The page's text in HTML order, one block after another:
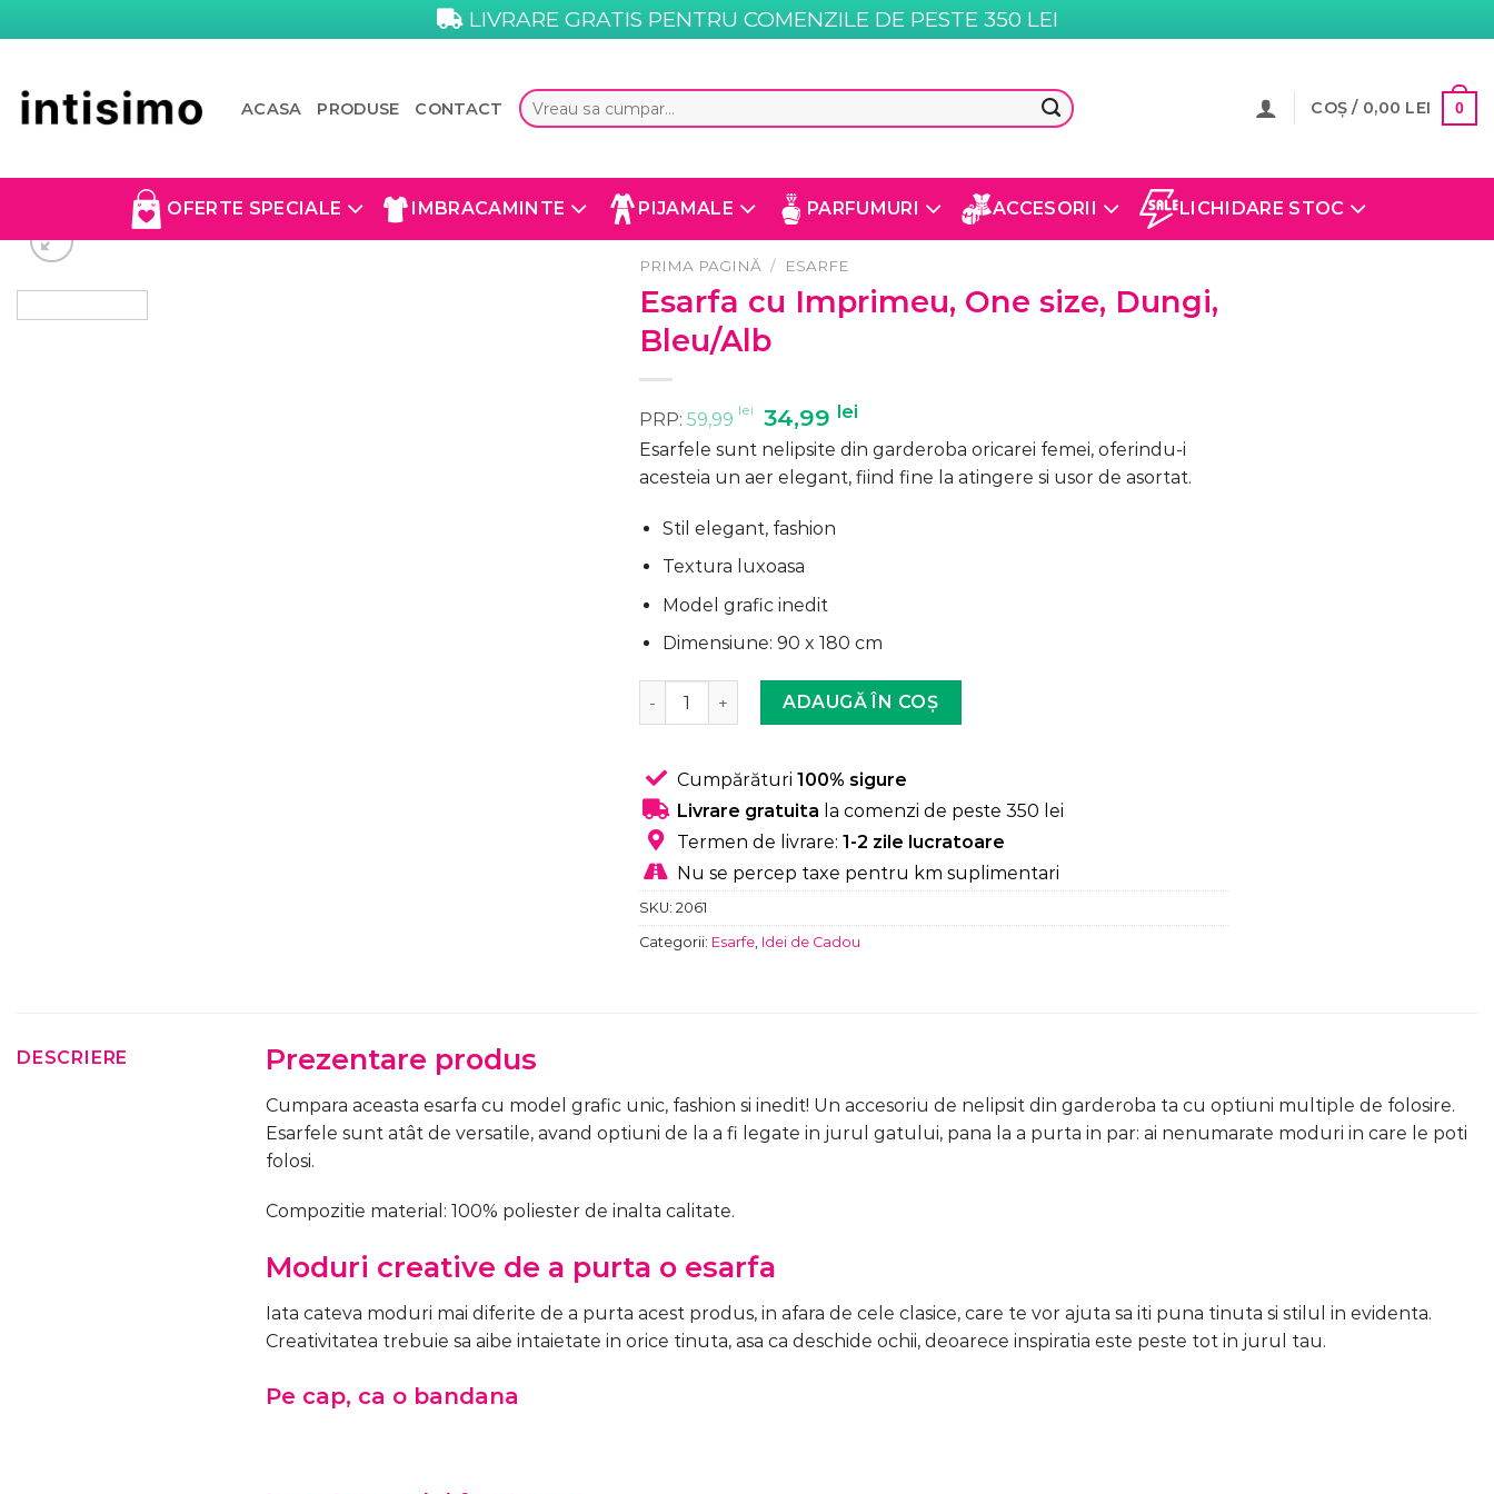
to
LIVRARE GRATIS PENTRU COMENZILE DE PESTE 350 LEI
ACASA PRODUSE CONTACT
Caută
după:
COȘ / 0,00 LEI 0
OFERTE SPECIALE IMBRACAMINTE PIJAMALE PARFUMURI ACCESORII LICHIDARE STOC
PRIMA PAGINĂ / ESARFE
Esarfa cu Imprimeu, One size, Dungi,
Bleu/Alb
PRP: 59,99 lei
Prețul
inițial
59,99 lei.
34,99 leiPrețul
curent
este:
Esarfele sunt nelipsite din garderoba oricarei femei, oferindu-i
acesteia un aer elegant, fiind fine la atingere si usor de asortat.
Stil elegant, fashion
Textura luxoasa
Model grafic inedit
Dimensiune: 90 x 180 cm
Cantitate Esarfa cu Imprimeu, One size, Dungi, Bleu/Alb
ADAUGĂ ÎN COȘ
Cumpărături 100% sigure
Livrare gratuita la comenzi de peste 350 lei
Termen de livrare: 1-2 zile lucratoare
Nu se percep taxe pentru km suplimentari
SKU: 2061
Categorii: Esarfe, Idei de Cadou
DESCRIERE Prezentare produs
Cumpara aceasta esarfa cu model grafic unic, fashion si inedit! Un accesoriu de nelipsit din garderoba ta cu optiuni multiple de folosire.
Esarfele sunt atât de versatile, avand optiuni de la a fi legate in jurul gatului, pana la a purta in par: ai nenumarate moduri in care le poti
folosi.
Compozitie material: 100% poliester de inalta calitate.
Moduri creative de a purta o esarfa
Iata cateva moduri mai diferite de a purta acest produs, in afara de cele clasice, care te vor ajuta sa iti puna tinuta si stilul in evidenta.
Creativitatea trebuie sa aibe intaietate in orice tinuta, asa ca deschide ochii, deoarece inspiratia este peste tot in jurul tau.
Pe cap, ca o bandana